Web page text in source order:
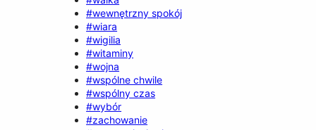
#wewnętrzny spokój
#wiara
#wigilia
#witaminy
#wojna
#wspólne chwile
#wspólny czas
#wybór
#zachowanie